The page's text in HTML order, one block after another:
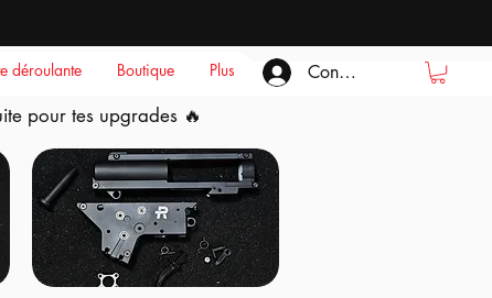
déroulante Boutique Plus Connexion
pour tes upgrades 🔥